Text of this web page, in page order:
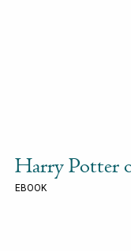
Harry Potter
EBOOK